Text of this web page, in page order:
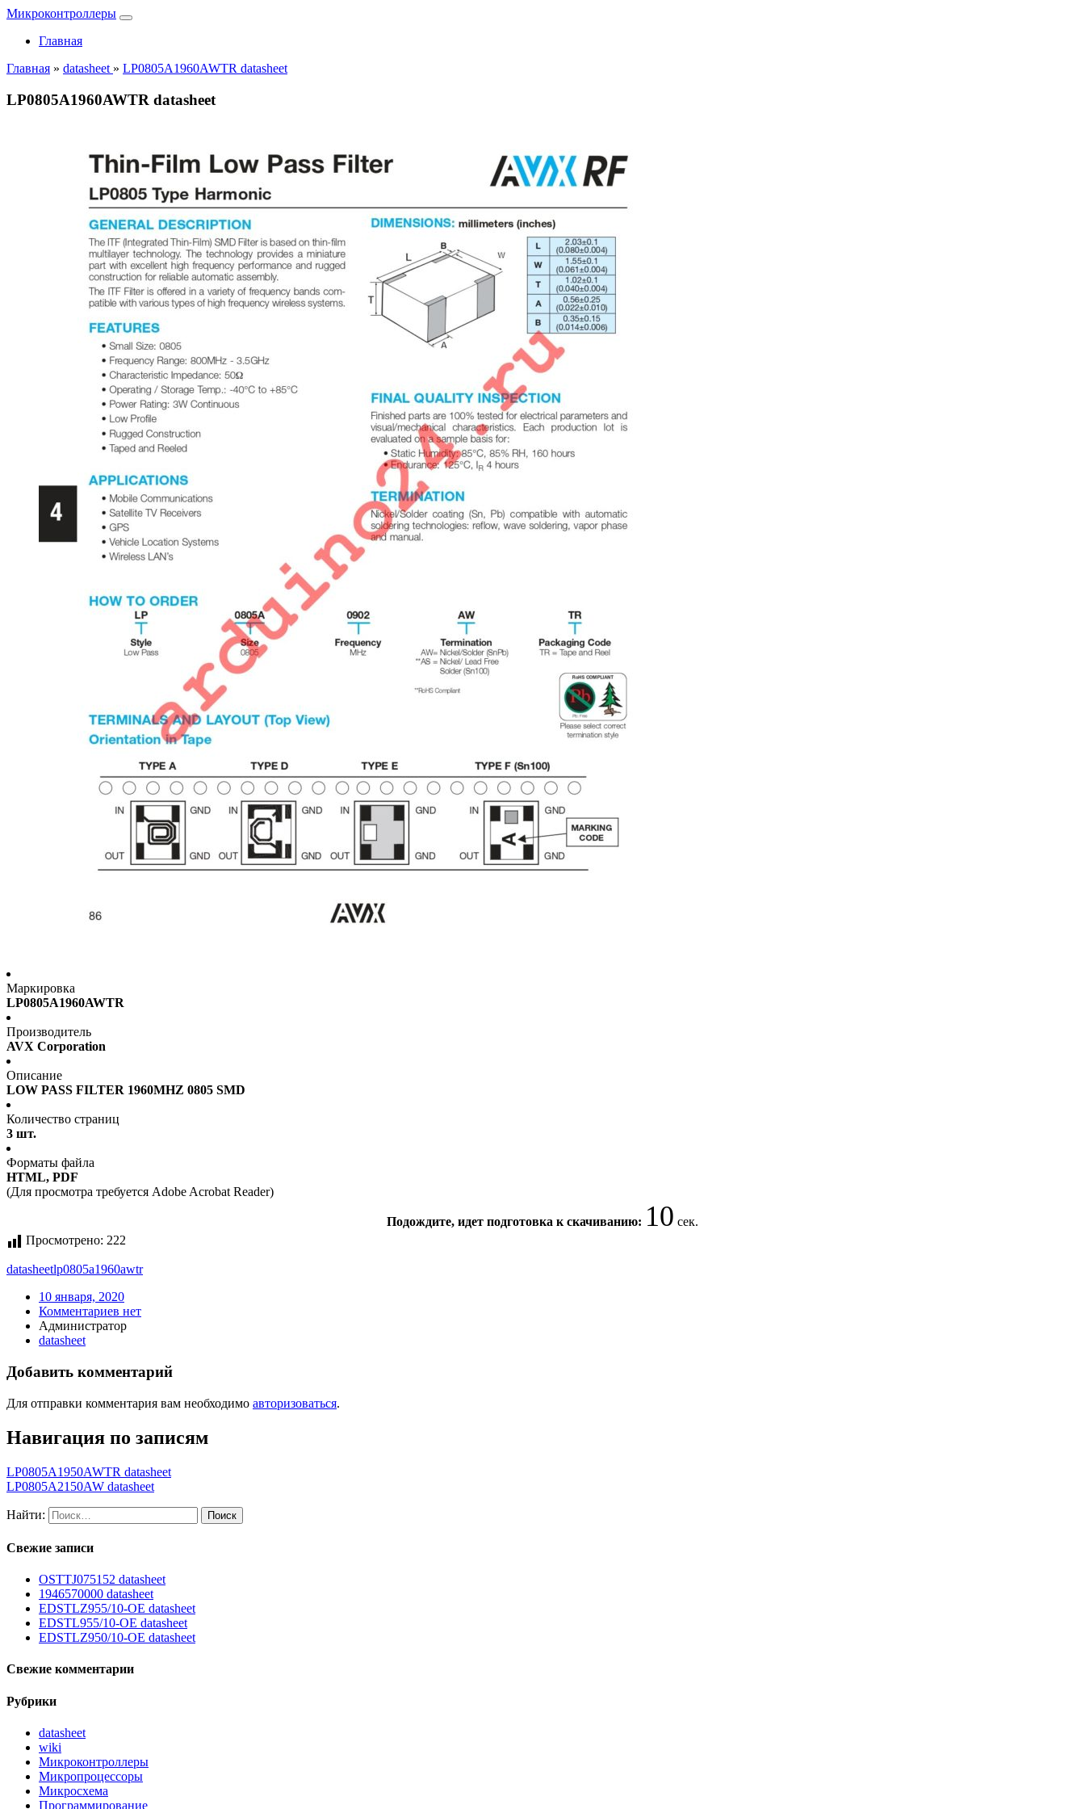
Микроконтроллеры
Главная
Главная » datasheet » LP0805A1960AWTR datasheet
LP0805A1960AWTR datasheet
Маркировка
LP0805A1960AWTR
Производитель
AVX Corporation
Описание
LOW PASS FILTER 1960MHZ 0805 SMD
Количество страниц
3 шт.
Форматы файла
HTML, PDF
(Для просмотра требуется Adobe Acrobat Reader)
Подождите, идет подготовка к скачиванию:9сек.
Просмотрено: 222
datasheetlp0805a1960awtr
10 января, 2020
Комментариев нет
Администратор
datasheet
Добавить комментарий
Для отправки комментария вам необходимо авторизоваться.
Навигация по записям
LP0805A1950AWTR datasheet
LP0805A2150AW datasheet
Найти:
Свежие записи
OSTTJ075152 datasheet
1946570000 datasheet
EDSTLZ955/10-OE datasheet
EDSTL955/10-OE datasheet
EDSTLZ950/10-OE datasheet
Свежие комментарии
Рубрики
datasheet
wiki
Микроконтроллеры
Микропроцессоры
Микросхема
Программирование